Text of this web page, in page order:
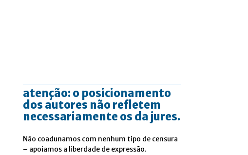
atenção: o posicionamento
dos autores não refletem
necessariamente os da jures.
Não coadunamos com nenhum tipo de censura
– apoiamos a liberdade de expressão.